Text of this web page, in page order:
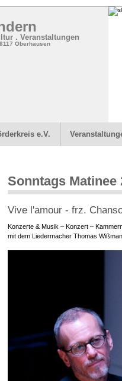
. Veranstaltungen
Oberhausen
e.V.
Sonntags Matinee
Vive l'amour - frz.
Konzerte & Musik – Konzert –
mit dem Liedermacher Thomas